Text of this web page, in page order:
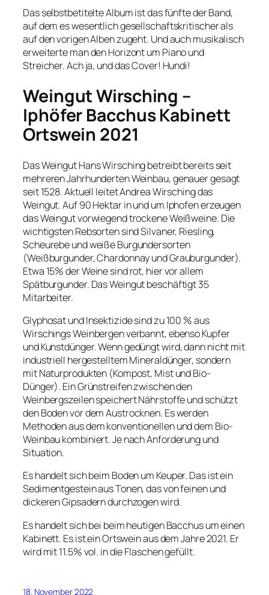
Das selbstbetitelte Album ist das fünfte der Band,
auf dem es wesentlich gesellschaftskritischer als
auf den vorigen Alben zugeht. Und auch musikalisch
erweiterte man den Horizont um Piano und
Streicher. Ach ja, und das Cover! Hundi!
Weingut Wirsching –
Iphöfer Bacchus Kabinett
Ortswein 2021
Das Weingut Hans Wirsching betreibt bereits seit
mehreren Jahrhunderten Weinbau, genauer gesagt
seit 1528. Aktuell leitet Andrea Wirsching das
Weingut. Auf 90 Hektar in und um Iphofen erzeugen
das Weingut vorwiegend trockene Weißweine. Die
wichtigsten Rebsorten sind Silvaner, Riesling,
Scheurebe und weiße Burgundersorten
(Weißburgunder, Chardonnay und Grauburgunder).
Etwa 15% der Weine sind rot, hier vor allem
Spätburgunder. Das Weingut beschäftigt 35
Mitarbeiter.
Glyphosat und Insektizide sind zu 100 % aus
Wirschings Weinbergen verbannt, ebenso Kupfer
und Kunstdünger. Wenn gedüngt wird, dann nicht mit
industriell hergestelltem Mineraldünger, sondern
mit Naturprodukten (Kompost, Mist und Bio-
Dünger). Ein Grünstreifen zwischen den
Weinbergszeilen speichert Nährstoffe und schützt
den Boden vor dem Austrocknen. Es werden
Methoden aus dem konventionellen und dem Bio-
Weinbau kombiniert. Je nach Anforderung und
Situation.
Es handelt sich beim Boden um Keuper. Das ist ein
Sedimentgestein aus Tonen, das von feinen und
dickeren Gipsadern durchzogen wird.
Es handelt sich bei beim heutigen Bacchus um einen
Kabinett. Es ist ein Ortswein aus dem Jahre 2021. Er
wird mit 11.5% vol. in die Flaschen gefüllt.
18. November 2022